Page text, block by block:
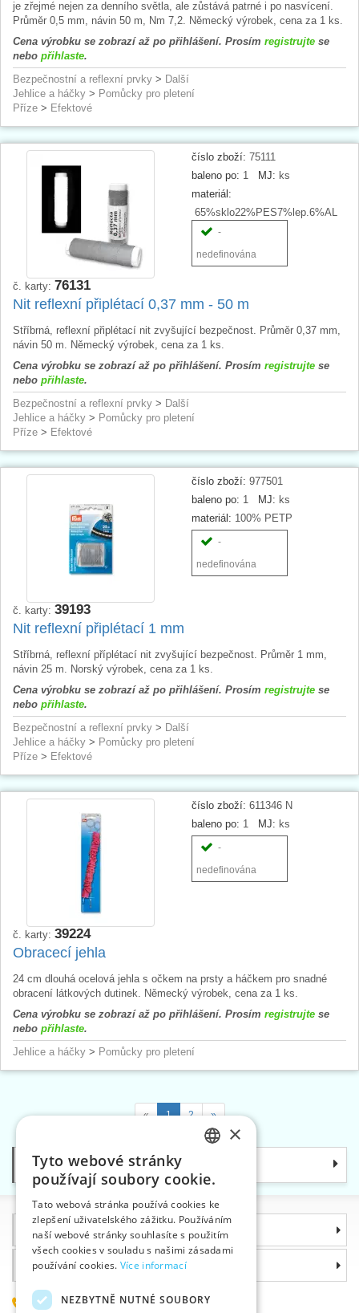
je zřejmé nejen za denního světla, ale zůstává patrné i po nasvícení.
Průměr 0,5 mm, návin 50 m, Nm 7,2. Německý výrobek, cena za 1 ks.
Cena výrobku se zobrazí až po přihlášení. Prosím registrujte se
nebo přihlaste.
Bezpečnostní a reflexní prvky > Další
Jehlice a háčky > Pomůcky pro pletení
Příze > Efektové
číslo zboží: 75111
baleno po: 1 MJ: ks
materiál:
65%sklo22%PES7%lep.6%AL
-
nedefinována
č. karty: 76131
Nit reflexní připlétací 0,37 mm - 50 m
Stříbrná, reflexní připlétací nit zvyšující bezpečnost. Průměr 0,37 mm,
návin 50 m. Německý výrobek, cena za 1 ks.
Cena výrobku se zobrazí až po přihlášení. Prosím registrujte se
nebo přihlaste.
Bezpečnostní a reflexní prvky > Další
Jehlice a háčky > Pomůcky pro pletení
Příze > Efektové
číslo zboží: 977501
baleno po: 1 MJ: ks
materiál: 100% PETP
-
nedefinována
č. karty: 39193
Nit reflexní připlétací 1 mm
Stříbrná, reflexní příplétací nit zvyšující bezpečnost. Průměr 1 mm,
návin 25 m. Norský výrobek, cena za 1 ks.
Cena výrobku se zobrazí až po přihlášení. Prosím registrujte se
nebo přihlaste.
Bezpečnostní a reflexní prvky > Další
Jehlice a háčky > Pomůcky pro pletení
Příze > Efektové
číslo zboží: 611346 N
baleno po: 1 MJ: ks
-
nedefinována
č. karty: 39224
Obracecí jehla
24 cm dlouhá ocelová jehla s očkem na prsty a háčkem pro snadné
obracení látkových dutinek. Německý výrobek, cena za 1 ks.
Cena výrobku se zobrazí až po přihlášení. Prosím registrujte se
nebo přihlaste.
Jehlice a háčky > Pomůcky pro pletení
« 1 2 »
Kategorie
Informace
Proč si zvolit právě nás
585 051 217
ENGLISH
GERMAN
×
Tyto webové stránky
používají soubory cookie.
Tato webová stránka používá cookies ke
zlepšení uživatelského zážitku. Používáním
naší webové stránky souhlasíte s použitím
všech cookies v souladu s našimi zásadami
používání cookies. Více informací
NEZBYTNĚ NUTNÉ SOUBORY